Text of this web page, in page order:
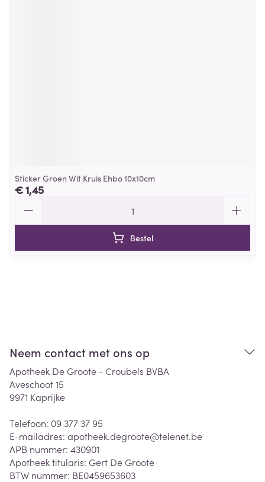
Sticker Groen Wit Kruis Ehbo 10x10cm
€ 1,45
Bestel
Neem contact met ons op
Apotheek De Groote - Croubels BVBA
Aveschoot 15
9971 Kaprijke
Telefoon: 09 377 37 95
E-mailadres: apotheek.degroote@telenet.be
APB nummer: 430901
Apotheek titularis: Gert De Groote
BTW nummer: BE0459653603